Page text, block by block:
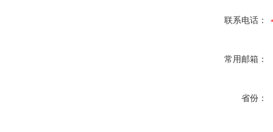
联系电话：
常用邮箱：
省份：